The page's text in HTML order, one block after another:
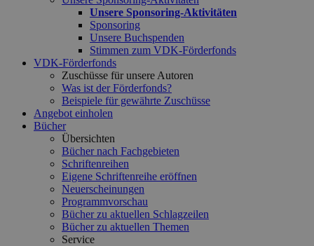
Unsere Sponsoring-Aktivitäten
Sponsoring
Unsere Buchspenden
Stimmen zum VDK-Förderfonds
VDK-Förderfonds
Zuschüsse für unsere Autoren
Was ist der Förderfonds?
Beispiele für gewährte Zuschüsse
Angebot einholen
Bücher
Übersichten
Bücher nach Fachgebieten
Schriftenreihen
Eigene Schriftenreihe eröffnen
Neuerscheinungen
Programmvorschau
Bücher zu aktuellen Schlagzeilen
Bücher zu aktuellen Themen
Service